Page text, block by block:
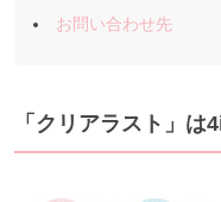
お問い合わせ先
「クリアラスト」は